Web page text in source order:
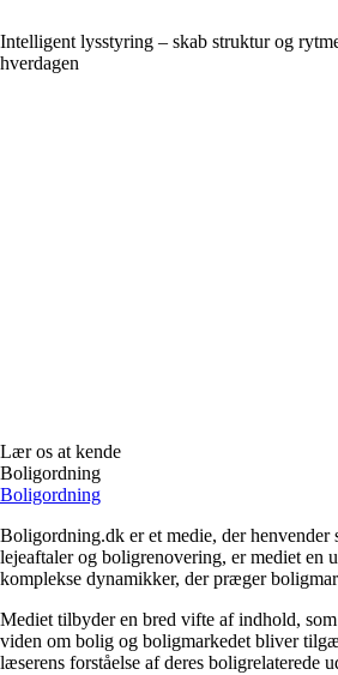
Intelligent lysstyring – skab struktur og
hverdagen
Lær os at kende
Boligordning
Boligordning
Boligordning.dk er et medie, der
lejeaftaler og boligrenovering, er mediet en
komplekse dynamikker, der præger
Mediet tilbyder en bred vifte af indhold,
viden om bolig og boligmarkedet bliver
læserens forståelse af deres boligrelaterede